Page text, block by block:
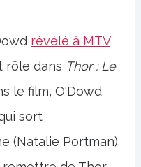
révélé à MTV
rôle dans Thor : Le
le film, O'Dowd
sort
(Natalie Portman)